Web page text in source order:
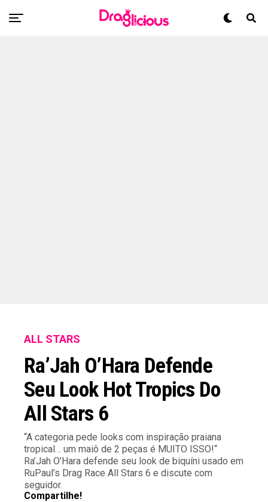
ALL STARS
Ra’Jah O’Hara Defende
Seu Look Hot Tropics Do
All Stars 6
“A categoria pede looks com inspiração praiana
tropical… um maiô de 2 peças é MUITO ISSO!“
Ra’Jah O’Hara defende seu look de biquíni usado em
RuPaul’s Drag Race All Stars 6 e discute com
seguidor.
Compartilhe!